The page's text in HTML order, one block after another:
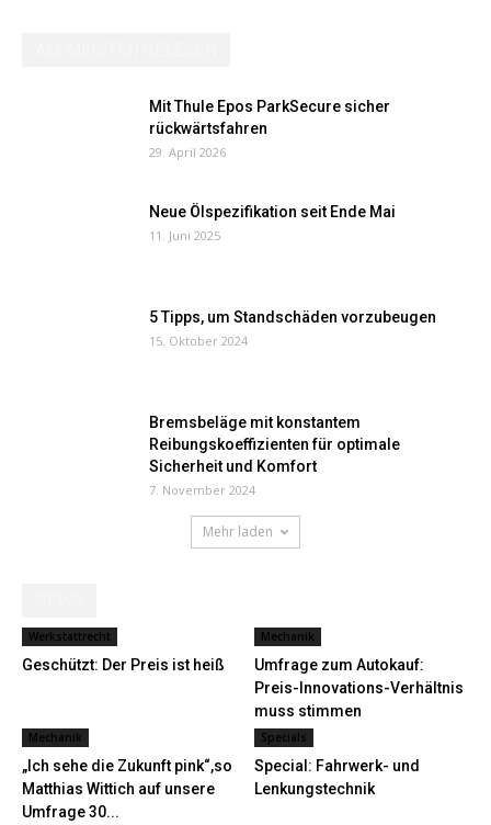
Mit Thule Epos ParkSecure sicher
rückwärtsfahren
29. April 2026
Neue Ölspezifikation seit Ende Mai
11. Juni 2025
5 Tipps, um Standschäden vorzubeugen
15. Oktober 2024
Bremsbeläge mit konstantem
Reibungskoeffizienten für optimale
Sicherheit und Komfort
7. November 2024
Mehr laden
Werkstattrecht
Geschützt: Der Preis ist heiß
Mechanik
Umfrage zum Autokauf:
Preis-Innovations-Verhältnis
muss stimmen
Mechanik
„Ich sehe die Zukunft pink“,so
Matthias Wittich auf unsere
Umfrage 30...
Specials
Special: Fahrwerk- und
Lenkungstechnik